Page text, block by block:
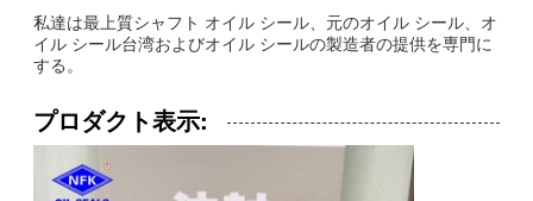
私達は最上質シャフト オイル シール、元のオイル シール、オ
イル シール台湾およびオイル シールの製造者の提供を専門に
する。
プロダクト表示: